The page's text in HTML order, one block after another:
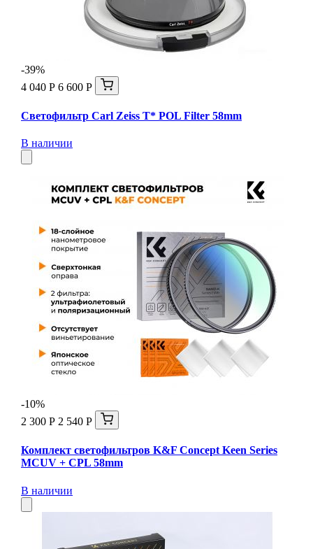
-39%
4 040 Р 6 600 Р
Светофильтр Carl Zeiss T* POL Filter 58mm
В наличии
-10%
2 300 Р 2 540 Р
Комплект светофильтров K&F Concept Keen Series
MCUV + CPL 58mm
В наличии